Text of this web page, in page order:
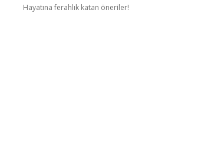
Hayatına ferahlık katan öneriler!